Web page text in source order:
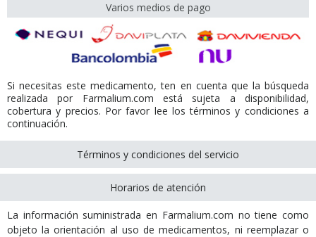
Varios medios de pago
Si necesitas este medicamento, ten en cuenta que la búsqueda
realizada por Farmalium.com está sujeta a disponibilidad,
cobertura y precios. Por favor lee los términos y condiciones a
continuación.
Términos y condiciones del servicio
Horarios de atención
La información suministrada en Farmalium.com no tiene como
objeto la orientación al uso de medicamentos, ni reemplazar o